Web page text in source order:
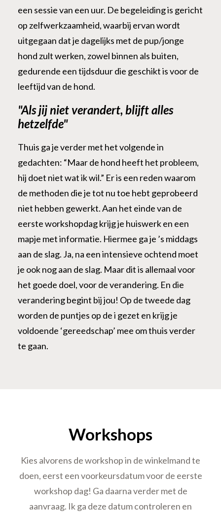
een sessie van een uur. De begeleiding is gericht
op zelfwerkzaamheid, waarbij ervan wordt
uitgegaan dat je dagelijks met de pup/jonge
hond zult werken, zowel binnen als buiten,
gedurende een tijdsduur die geschikt is voor de
leeftijd van de hond.
"Als jij niet verandert, blijft alles
hetzelfde"
Thuis ga je verder met het volgende in
gedachten: “Maar de hond heeft het probleem,
hij doet niet wat ik wil.” Er is een reden waarom
de methoden die je tot nu toe hebt geprobeerd
niet hebben gewerkt. Aan het einde van de
eerste workshopdag krijg je huiswerk en een
mapje met informatie. Hiermee ga je ’s middags
aan de slag. Ja, na een intensieve ochtend moet
je ook nog aan de slag. Maar dit is allemaal voor
het goede doel, voor de verandering. En die
verandering begint bij jou! Op de tweede dag
worden de puntjes op de i gezet en krijg je
voldoende ‘gereedschap’ mee om thuis verder
te gaan.
Workshops
Kies alvorens de workshop in de winkelmand te
doen, eerst een voorkeursdatum voor de eerste
workshop dag! Ga daarna verder met de
aanvraag. Ik ga deze datum controleren en